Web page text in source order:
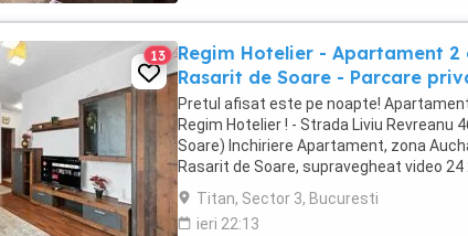
13
Regim Hotelier - Apartament 2
Rasarit de Soare - Parcare
Pretul afisat este pe noapte!
Regim Hotelier ! - Strada Liviu Revreanu
Soare) Inchiriere Apartament, zona
Rasarit de Soare, supravegheat video
Apartamentul este complet mobilat ...
Titan, Sector 3, Bucuresti
ieri 22:13